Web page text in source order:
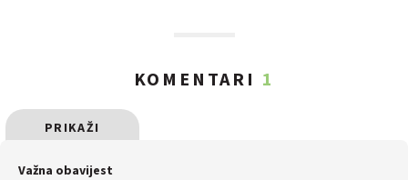
KOMENTARI 1
PRIKAŽI
SVE
Važna obavijest